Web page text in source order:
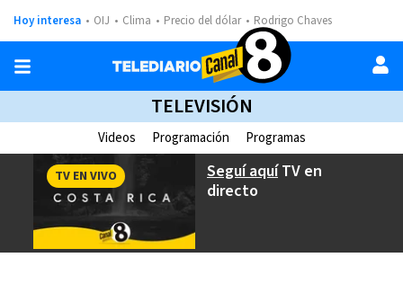
Hoy interesa OIJ Clima Precio del dólar Rodrigo Chaves
TELEVISIÓN
Videos Programación Programas
Seguí aquíTV en
directo
TV EN VIVO